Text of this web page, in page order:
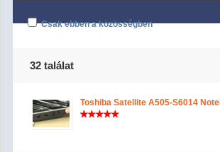
Csak ebben a közösségben
32 találat
Toshiba Satellite A505-S6014